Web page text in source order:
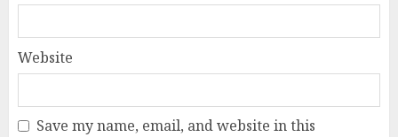
Website
Save my name, email, and website in this